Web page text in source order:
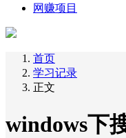
网赚项目
首页
学习记录
正文
windows下